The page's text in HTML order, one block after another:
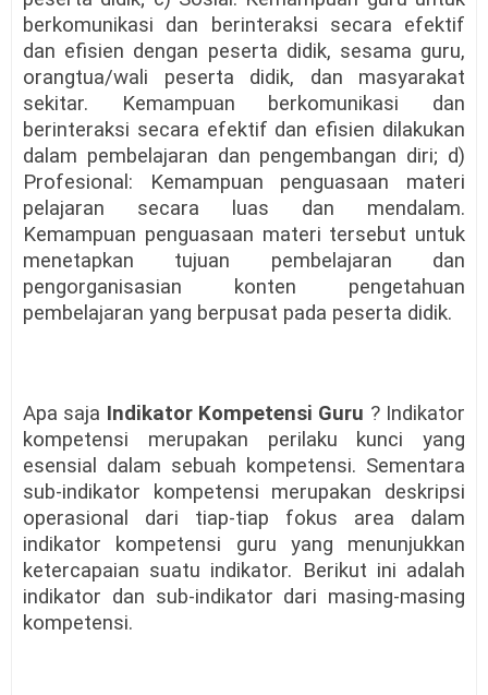
berkomunikasi dan berinteraksi secara efektif
dan efisien dengan peserta didik, sesama guru,
orangtua/wali peserta didik, dan masyarakat
sekitar. Kemampuan berkomunikasi dan
berinteraksi secara efektif dan efisien dilakukan
dalam pembelajaran dan pengembangan diri; d)
Profesional: Kemampuan penguasaan materi
pelajaran secara luas dan mendalam.
Kemampuan penguasaan materi tersebut untuk
menetapkan tujuan pembelajaran dan
pengorganisasian konten pengetahuan
pembelajaran yang berpusat pada peserta didik.
Apa saja Indikator Kompetensi Guru ? Indikator
kompetensi merupakan perilaku kunci yang
esensial dalam sebuah kompetensi. Sementara
sub-indikator kompetensi merupakan deskripsi
operasional dari tiap-tiap fokus area dalam
indikator kompetensi guru yang menunjukkan
ketercapaian suatu indikator. Berikut ini adalah
indikator dan sub-indikator dari masing-masing
kompetensi.